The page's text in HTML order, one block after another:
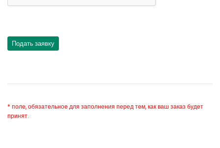
* поле, обязательное для заполнения перед тем, как ваш заказ будет
принят.